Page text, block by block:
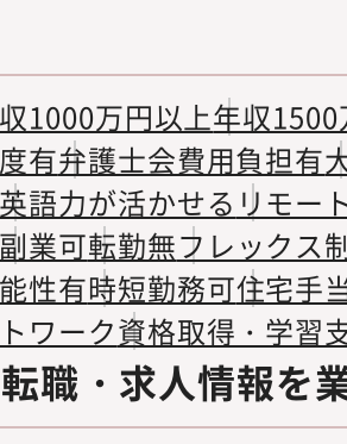
1000万円以上年収
有弁護士会費用負担有
英語力が活かせる リモー
副業可転勤無フレックス
性有時短勤務可住宅手
ワーク資格取得・学習
職・求人情報を